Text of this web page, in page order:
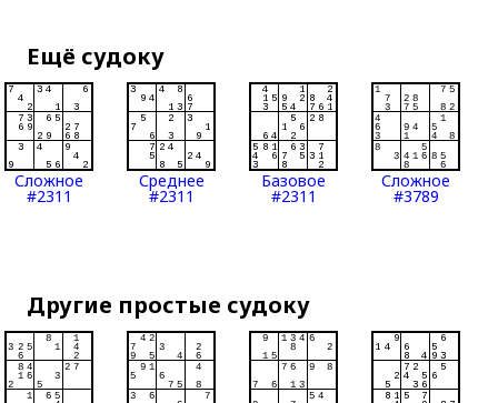
Ещё судоку
Сложное
#2311
Среднее
#2311
Базовое
#2311
Сложное
#3789
Другие простые судоку